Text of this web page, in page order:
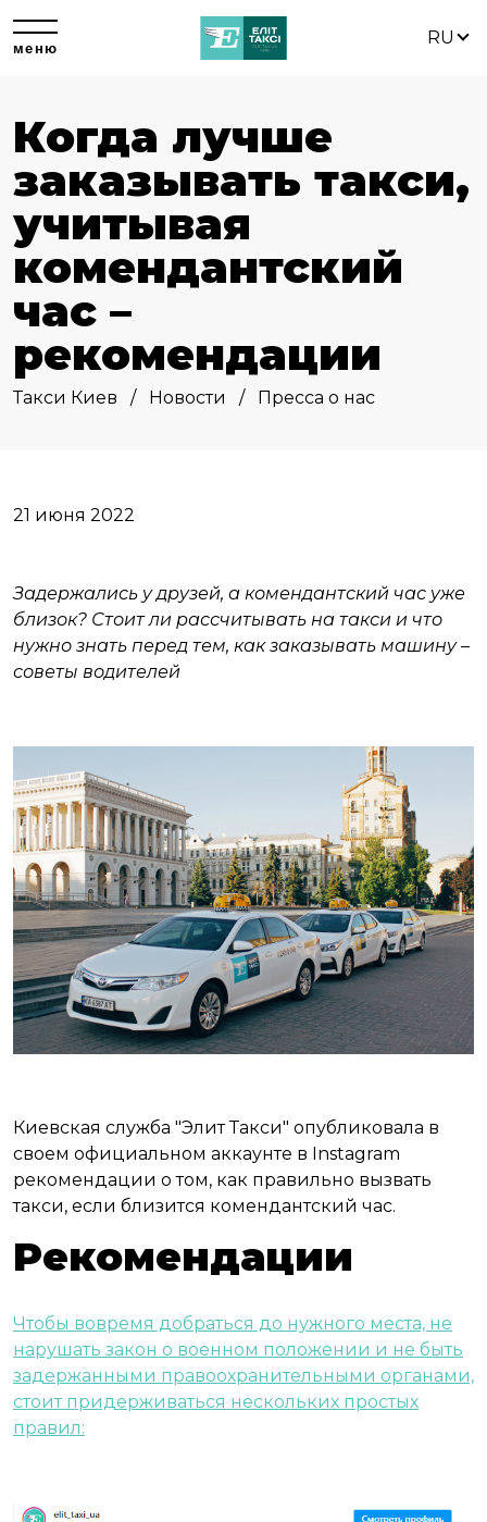
меню
RU
Когда лучше
заказывать такси,
учитывая
комендантский
час –
рекомендации
Такси Киев Новости Пресса о нас
21 июня 2022
Задержались у друзей, а комендантский час уже
близок? Стоит ли рассчитывать на такси и что
нужно знать перед тем, как заказывать машину –
советы водителей
Киевская служба "Элит Такси" опубликовала в
своем официальном аккаунте в Instagram
рекомендации о том, как правильно вызвать
такси, если близится комендантский час.
Рекомендации
Чтобы вовремя добраться до нужного места, не
нарушать закон о военном положении и не быть
задержанными правоохранительными органами,
стоит придерживаться нескольких простых
правил: